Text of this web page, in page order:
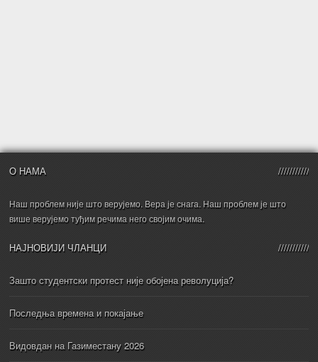
О НАМА
Наш проблем није што верујемо. Вера је снага. Наш проблем је што
више верујемо туђим речима него својим очима.
НАЈНОВИЈИ ЧЛАНЦИ
Зашто студентски протест није обојена револуција?
Последња времена и покајање
Видовдан на Газиместану 2026